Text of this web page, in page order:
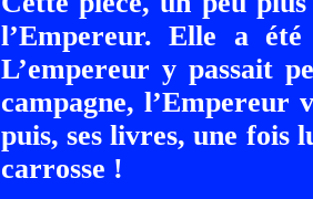
l’Empereur. Elle a
L’empereur y passait
campagne, l’Empereur
puis, ses livres, une fois
carrosse !